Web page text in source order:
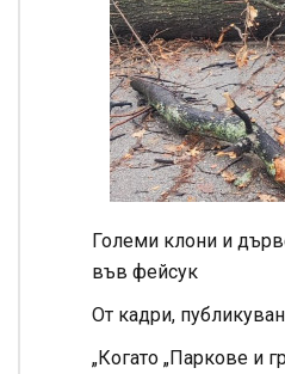
Големи клони и
във фейсук
От кадри,
„Когато „Паркове и